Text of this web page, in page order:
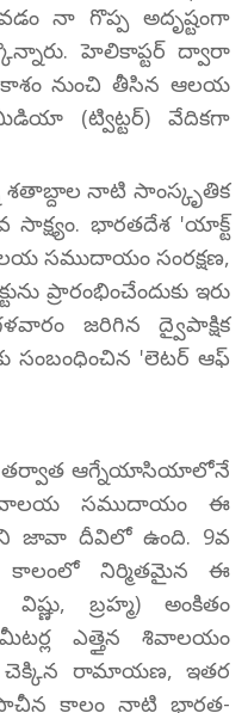
నా గొప్ప అదృష్టంగా
హెలికాప్టర్ ద్వారా
నుంచి తీసిన ఆలయ
(ట్విట్టర్) వేదికగా
నాటి సాంస్కృతిక
భారతదేశ 'యాక్ట్
సముదాయం సంరక్షణ,
ప్రారంభించేందుకు ఇరు
జరిగిన ద్వైపాక్షిక
సంబంధించిన 'లెటర్ ఆఫ్
తర్వాత ఆగ్నేయాసియాలోనే
సముదాయం ఈ
జావా దీవిలో ఉంది. 9వ
కాలంలో నిర్మితమైన ఈ
బ్రహ్మ) అంకితం
ఎత్తైన శివాలయం
చెక్కిన రామాయణ, ఇతర
కాలం నాటి భారత-